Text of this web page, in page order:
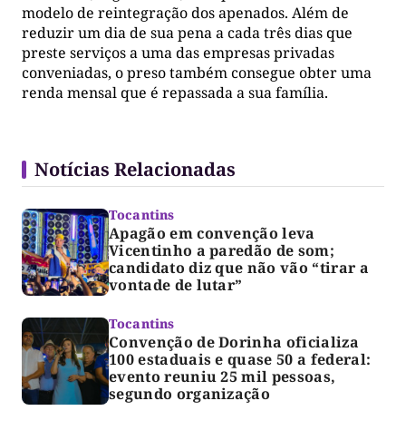
modelo de reintegração dos apenados. Além de
reduzir um dia de sua pena a cada três dias que
preste serviços a uma das empresas privadas
conveniadas, o preso também consegue obter uma
renda mensal que é repassada a sua família.
Notícias Relacionadas
Tocantins
Apagão em convenção leva
Vicentinho a paredão de som;
candidato diz que não vão “tirar a
vontade de lutar”
Tocantins
Convenção de Dorinha oficializa
100 estaduais e quase 50 a federal:
evento reuniu 25 mil pessoas,
segundo organização